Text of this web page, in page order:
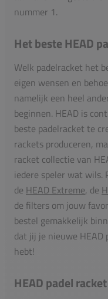
nummer 1.
Het beste HEAD
Welk padelracket het
eigen wensen en
namelijk een heel
beginnen. HEAD is
beste padelracket te
rackets produceren,
racket collectie van
iedere speler wat wils.
de HEAD Extreme, de
de filters om jouw
bestel gemakkelijk
dat jij je nieuwe HEAD
hebt!
HEAD padel